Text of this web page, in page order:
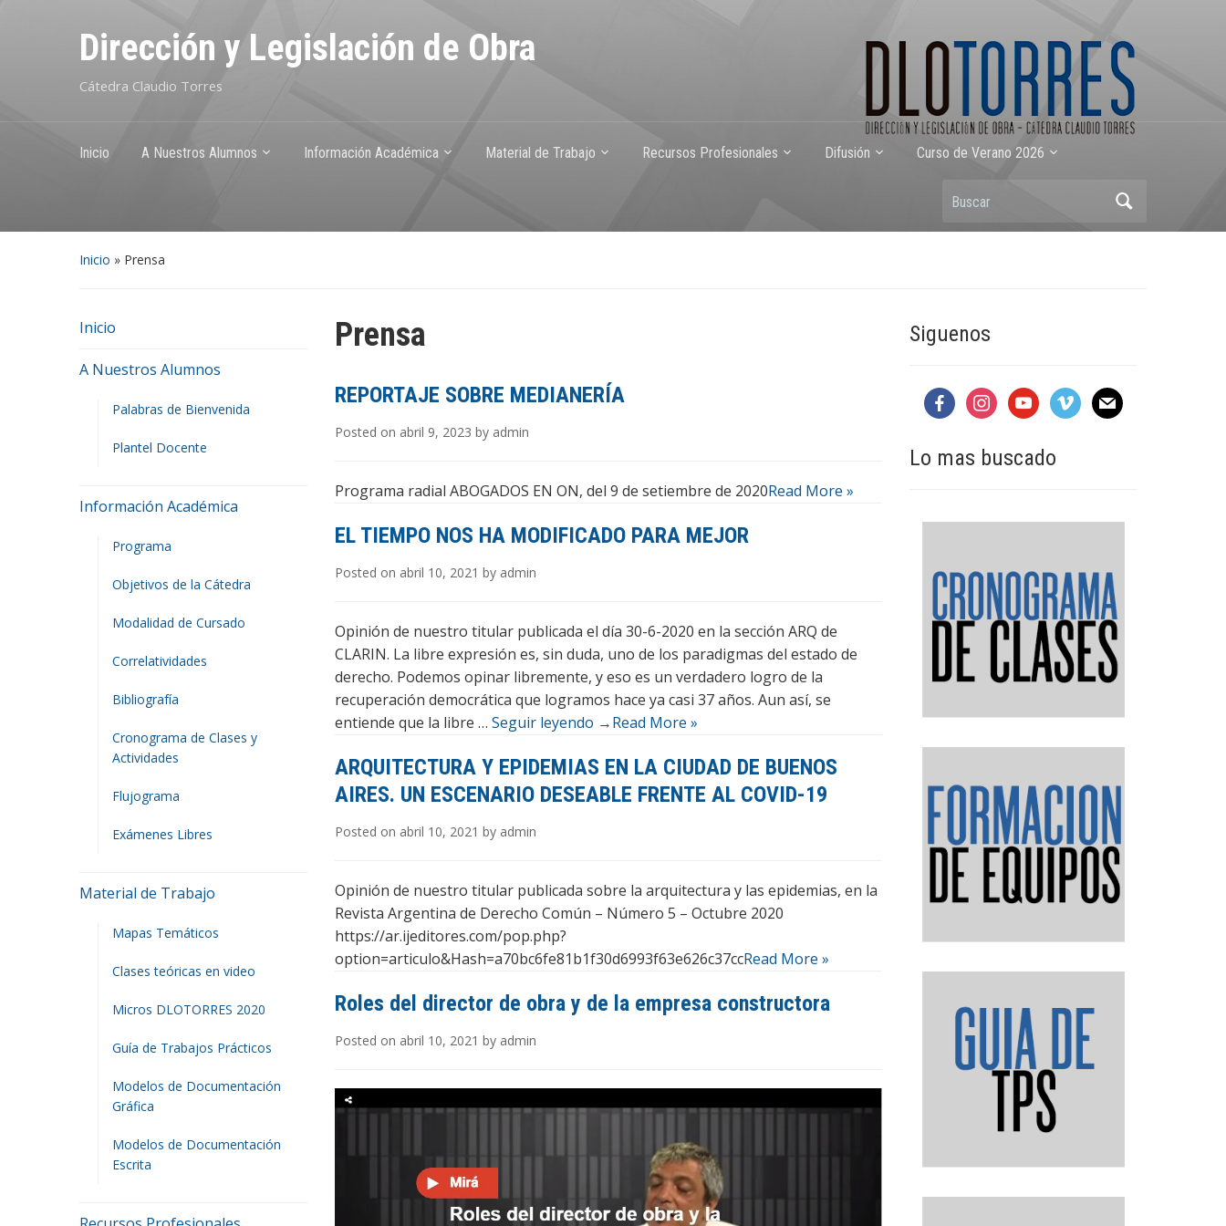
Dirección y Legislación de Obra
Cátedra Claudio Torres
Inicio A Nuestros Alumnos Información Académica Material de Trabajo Recursos Profesionales Difusión Curso de Verano 2026
Buscar
Inicio » Prensa
Inicio
A Nuestros Alumnos
Palabras de Bienvenida
Plantel Docente
Información Académica
Programa
Objetivos de la Cátedra
Modalidad de Cursado
Correlatividades
Bibliografía
Cronograma de Clases y
Actividades
Flujograma
Exámenes Libres
Material de Trabajo
Mapas Temáticos
Clases teóricas en video
Micros DLOTORRES 2020
Guía de Trabajos Prácticos
Modelos de Documentación
Gráfica
Modelos de Documentación
Escrita
Prensa
REPORTAJE SOBRE MEDIANERÍA
Posted on abril 9, 2023 by admin
Programa radial ABOGADOS EN ON, del 9 de setiembre de 2020Read More »
EL TIEMPO NOS HA MODIFICADO PARA MEJOR
Posted on abril 10, 2021 by admin
Opinión de nuestro titular publicada el día 30-6-2020 en la sección ARQ de
CLARIN. La libre expresión es, sin duda, uno de los paradigmas del estado de
derecho. Podemos opinar libremente, y eso es un verdadero logro de la
recuperación democrática que logramos hace ya casi 37 años. Aun así, se
entiende que la libre … Seguir leyendo →Read More »
ARQUITECTURA Y EPIDEMIAS EN LA CIUDAD DE BUENOS
AIRES. UN ESCENARIO DESEABLE FRENTE AL COVID-19
Posted on abril 10, 2021 by admin
Opinión de nuestro titular publicada sobre la arquitectura y las epidemias, en la
Revista Argentina de Derecho Común – Número 5 – Octubre 2020
https://ar.ijeditores.com/pop.php?
option=articulo&Hash=a70bc6fe81b1f30d6993f63e626c37ccRead More »
Roles del director de obra y de la empresa constructora
Posted on abril 10, 2021 by admin
Siguenos
facebookinstagramyoutubevimeo mail
Lo mas buscado